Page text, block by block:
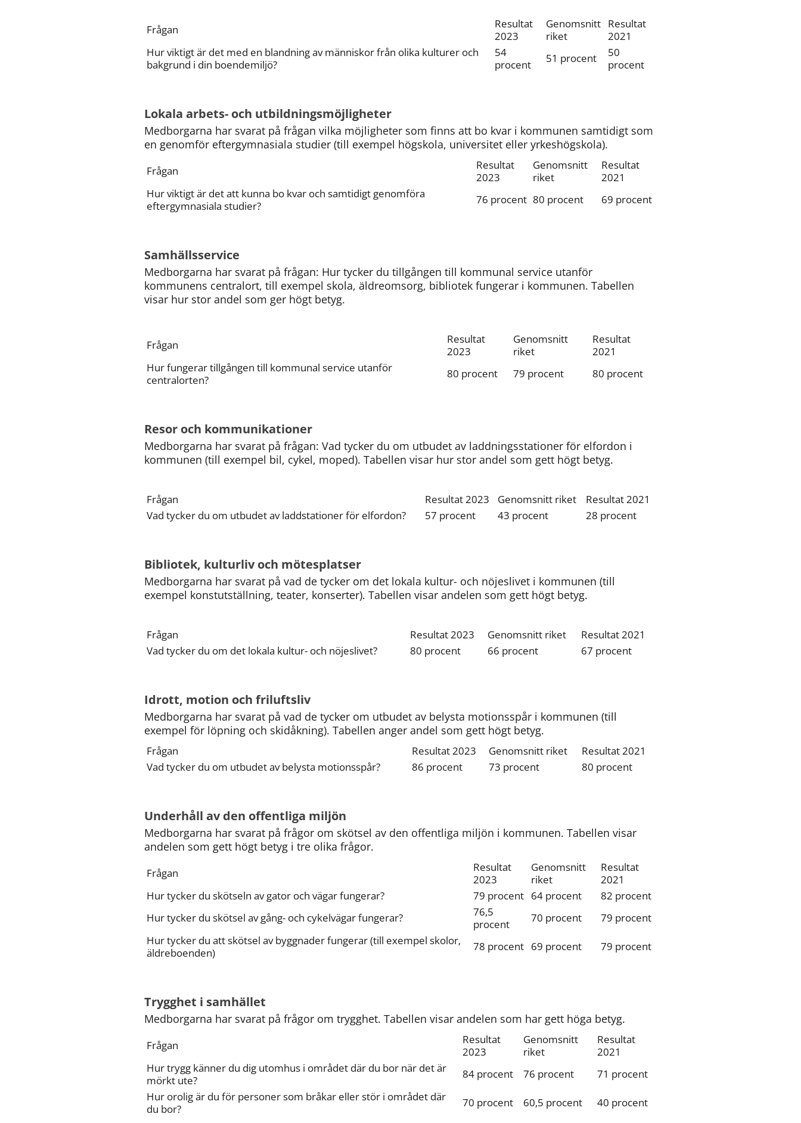
Frågan
Resultat
2023
Genomsnitt
riket
Resultat
2021
Hur viktigt är det med en blandning av människor från olika kulturer och
bakgrund i din boendemiljö?
54
procent
51 procent
50
procent
Lokala arbets- och utbildningsmöjligheter
Medborgarna har svarat på frågan vilka möjligheter som finns att bo kvar i kommunen samtidigt som
en genomför eftergymnasiala studier (till exempel högskola, universitet eller yrkeshögskola).
Frågan
Resultat
2023
Genomsnitt
riket
Resultat
2021
Hur viktigt är det att kunna bo kvar och samtidigt genomföra
eftergymnasiala studier?
76 procent 80 procent 69 procent
Samhällsservice
Medborgarna har svarat på frågan: Hur tycker du tillgången till kommunal service utanför
kommunens centralort, till exempel skola, äldreomsorg, bibliotek fungerar i kommunen. Tabellen
visar hur stor andel som ger högt betyg.
Frågan
Resultat
2023
Genomsnitt
riket
Resultat
2021
Hur fungerar tillgången till kommunal service utanför
centralorten?
80 procent 79 procent 80 procent
Resor och kommunikationer
Medborgarna har svarat på frågan: Vad tycker du om utbudet av laddningsstationer för elfordon i
kommunen (till exempel bil, cykel, moped). Tabellen visar hur stor andel som gett högt betyg.
Frågan Resultat 2023 Genomsnitt riket
Resultat 2021
Vad tycker du om utbudet av laddstationer för elfordon?
57 procent 43 procent 28 procent
Bibliotek, kulturliv och mötesplatser
Medborgarna har svarat på vad de tycker om det lokala kultur- och nöjeslivet i kommunen (till
exempel konstutställning, teater, konserter). Tabellen visar andelen som gett högt betyg.
Frågan Resultat 2023 Genomsnitt riket
Resultat 2021
Vad tycker du om det lokala kultur- och nöjeslivet?
80 procent 66 procent 67 procent
Idrott, motion och friluftsliv
Medborgarna har svarat på vad de tycker om utbudet av belysta motionsspår i kommunen (till
exempel för löpning och skidåkning). Tabellen anger andel som gett högt betyg.
Frågan Resultat 2023 Genomsnitt riket
Resultat 2021
Vad tycker du om utbudet av belysta motionsspår?
86 procent 73 procent 80 procent
Underhåll av den offentliga miljön
Medborgarna har svarat på frågor om skötsel av den offentliga miljön i kommunen. Tabellen visar
andelen som gett högt betyg i tre olika frågor.
Frågan
Resultat
2023
Genomsnitt
riket
Resultat
2021
Hur tycker du skötseln av gator och vägar fungerar?
79 procent 64 procent
82 procent
Hur tycker du skötsel av gång- och cykelvägar fungerar?
76,5
procent
70 procent
79 procent
Hur tycker du att skötsel av byggnader fungerar (till exempel skolor,
äldreboenden)
78 procent 69 procent 79 procent
Trygghet i samhället
Medborgarna har svarat på frågor om trygghet. Tabellen visar andelen som har gett höga betyg.
Frågan
Resultat
2023
Genomsnitt
riket
Resultat
2021
Hur trygg känner du dig utomhus i området där du bor när det är
mörkt ute?
84 procent 76 procent
71 procent
Hur orolig är du för personer som bråkar eller stör i området där
du bor?
70 procent 60,5 procent 40 procent